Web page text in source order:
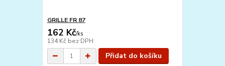
GRILLE FR 87
162 Kč/ks
134 Kč bez DPH
Přidat do košíku